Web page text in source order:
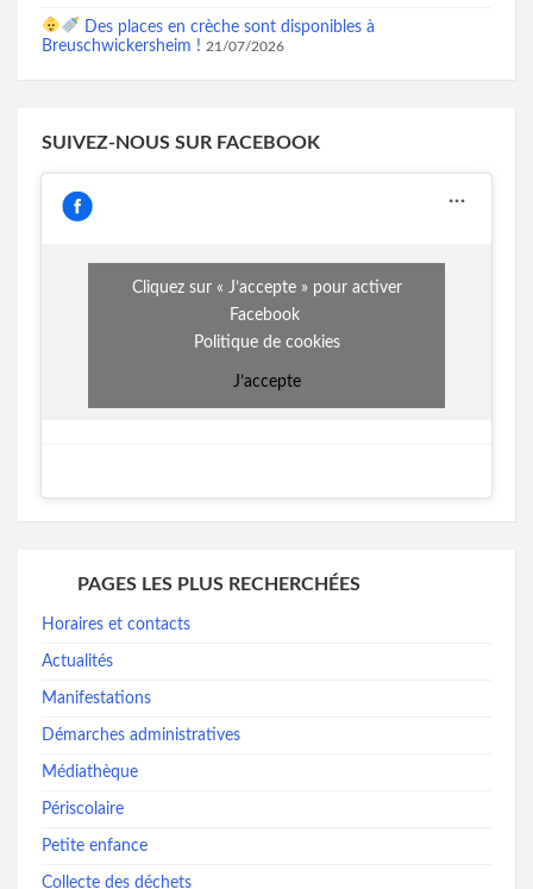
Des places en crèche sont disponibles à
Breuschwickersheim ! 21/07/2026
SUIVEZ-NOUS SUR FACEBOOK
Cliquez sur « J’accepte » pour activer
Facebook
Politique de cookies
J’accepte
PAGES LES PLUS RECHERCHÉES
Horaires et contacts
Actualités
Manifestations
Démarches administratives
Médiathèque
Périscolaire
Petite enfance
Collecte des déchets